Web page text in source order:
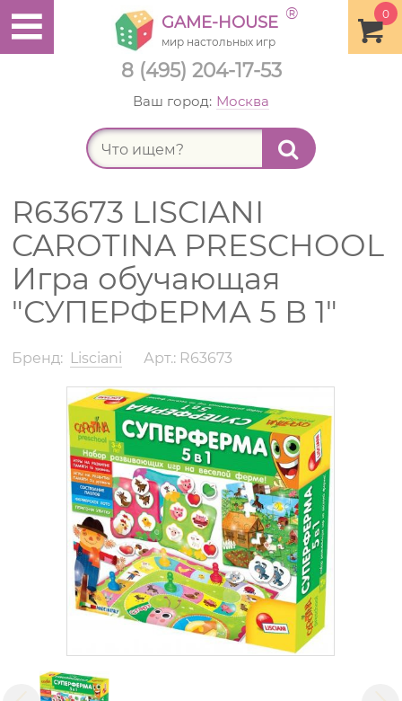
8 (495) 204-17-53
0
GAME-HOUSE ®
мир настольных игр
Ваш город: Москва
R63673 LISCIANI
CAROTINA PRESCHOOL
Игра обучающая
"СУПЕРФЕРМА 5 В 1"
Бренд: Lisciani Арт.: R63673